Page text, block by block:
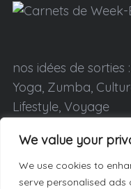
We value your
We use cookies to
serve personalised
nos idées de sorties
Yoga, Zumba,
Lifestyle, Voyage